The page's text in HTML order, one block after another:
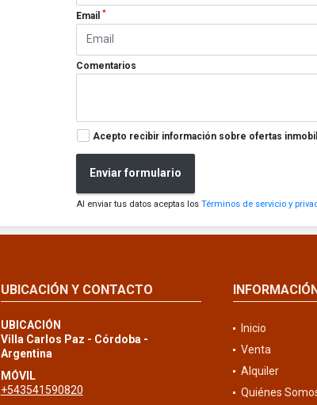
Email*
Comentarios
Acepto recibir información sobre ofertas
Enviar formulario
Al enviar tus datos aceptas losTérminos de servicio y
UBICACIÓN Y CONTACTO
UBICACIÓN
Villa Carlos Paz - Córdoba -
Argentina
MÓVIL
+543541590820
Inicio
Venta
Alquiler
Quiénes